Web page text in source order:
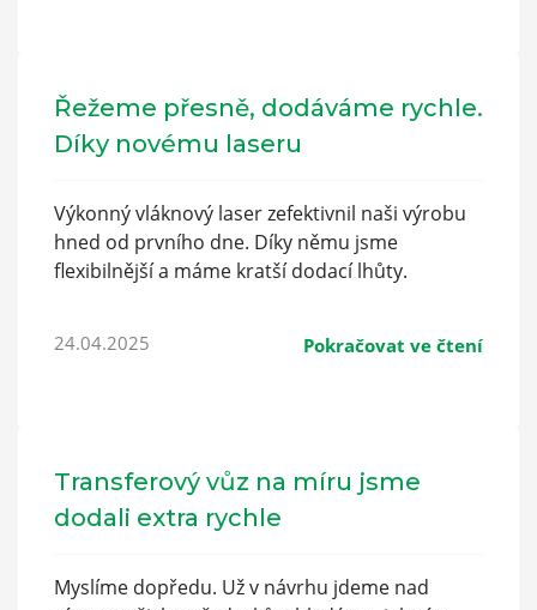
Řežeme přesně, dodáváme rychle.
Díky novému laseru
Výkonný vláknový laser zefektivnil naši výrobu
hned od prvního dne. Díky němu jsme
flexibilnější a máme kratší dodací lhůty.
24.04.2025 Pokračovat ve čtení
Transferový vůz na míru jsme
dodali extra rychle
Myslíme dopředu. Už v návrhu jdeme nad